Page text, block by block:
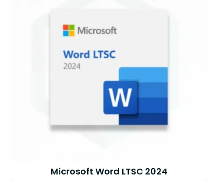
Microsoft Word LTSC 2024